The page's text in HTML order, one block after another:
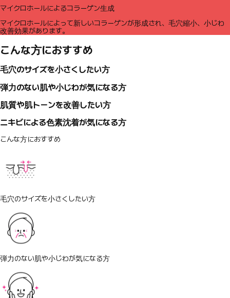
マイクロホールによるコラーゲン生成
マイクロホールによって新しいコラーゲンが形成され、毛穴縮小、小じわ
改善効果があります。
こんな方におすすめ
毛穴のサイズを小さくしたい方
弾力のない肌や小じわが気になる方
肌質や肌トーンを改善したい方
ニキビによる色素沈着が気になる方
こんな方におすすめ
毛穴のサイズを小さくしたい方
弾力のない肌や小じわが気になる方